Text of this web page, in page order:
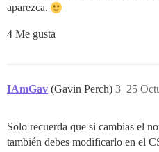
aparezca.
4 Me gusta
IAmGav (Gavin Perch) 25
3
Solo recuerda que si cambias el
también debes modificarlo en el